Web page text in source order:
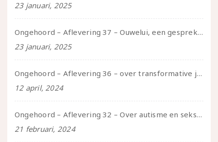
23 januari, 2025
Ongehoord – Aflevering 37 – Ouwelui, een gesprek met non over seksualiteit, transitie en ageism
23 januari, 2025
Ongehoord – Aflevering 36 – over transformative justice – in gesprek met Ella en carson
12 april, 2024
Ongehoord – Aflevering 32 – Over autisme en seksualiteit – in gesprek met Roos Reijbroek
21 februari, 2024